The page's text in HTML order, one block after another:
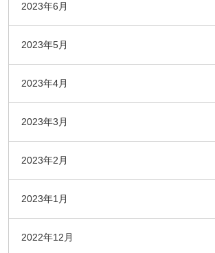
2023年6月
2023年5月
2023年4月
2023年3月
2023年2月
2023年1月
2022年12月